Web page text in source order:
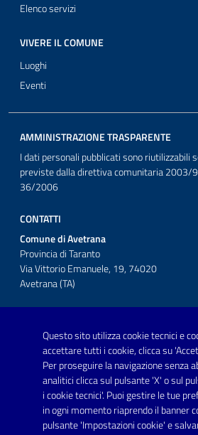
Questo sito utilizza cookie tecnici e
accettare tutti i cookie, clicca su
Per proseguire la navigazione senza
analitici clicca sul pulsante 'X' o sul
i cookie tecnici'. Puoi gestire le tue
in ogni momento riaprendo il banner
pulsante 'Impostazioni cookie' e
Elenco servizi
VIVERE IL COMUNE
Luoghi
Eventi
AMMINISTRAZIONE TRASPARENTE
I dati personali pubblicati sono riutilizzabili
previste dalla direttiva comunitaria 2003/
36/2006
CONTATTI
Comune di Avetrana
Provincia di Taranto
Via Vittorio Emanuele, 19, 74020
Avetrana (TA)
Telefono: 0999707766
Fax: 0999704336
Posta Elettronica Certificata:
prot.comune.avetrana@pec.rupar.puglia.it